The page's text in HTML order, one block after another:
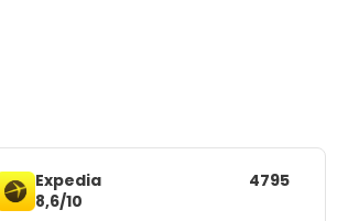
Expedia
8,6/10
4795